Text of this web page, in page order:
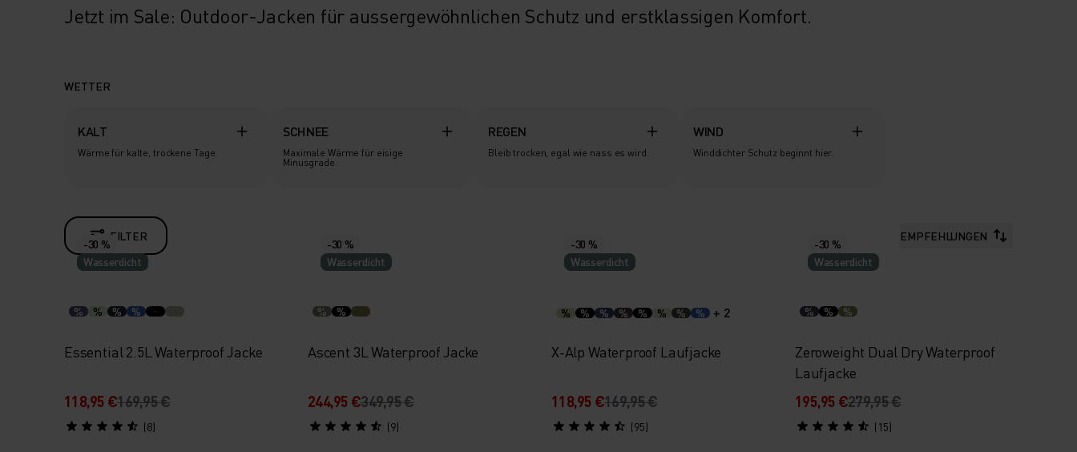
Jetzt im Sale: Outdoor-Jacken für aussergewöhnlichen Schutz und erstklassigen Komfort.
WETTER
KALT
Wärme für kalte, trockene Tage.
SCHNEE
Maximale Wärme für eisige
Minusgrade.
REGEN
Bleib trocken, egal wie nass es wird.
WIND
Winddichter Schutz beginnt hier.
FILTER EMPFEHLUNGEN
-30 %
Wasserdicht
% % % %
Essential 2.5L Waterproof Jacke
118,95 €169,95 €
(8)
-30 %
Wasserdicht
% %
Ascent 3L Waterproof Jacke
244,95 €349,95 €
(9)
-30 %
Wasserdicht
% % % % % % % % + 2
X-Alp Waterproof Laufjacke
118,95 €169,95 €
(95)
-30 %
Wasserdicht
% % %
Zeroweight Dual Dry Waterproof
Laufjacke
195,95 €279,95 €
(15)